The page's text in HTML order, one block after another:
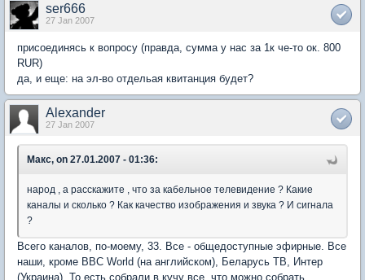
ser666
27 Jan 2007
присоединясь к вопросу (правда, сумма у нас за 1к че-то ок. 800
RUR)
да, и еще: на эл-во отдельая квитанция будет?
Alexander
27 Jan 2007
Макс, on 27.01.2007 - 01:36:
народ , а расскажите , что за кабельное телевидение ? Какие
каналы и сколько ? Как качество изображения и звука ? И сигнала
?
Всего каналов, по-моему, 33. Все - общедоступные эфирные. Все
наши, кроме BBC World (на английском), Беларусь ТВ, Интер
(Украина). То есть собрали в кучу все, что можно собрать